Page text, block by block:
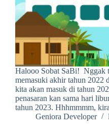
Halooo Sobat SaBi! Nggak
memasuki akhir tahun 2022
kita akan masuk di tahun
penasaran kan sama hari
tahun 2023. Hhhmmmm,
Geniora Developer